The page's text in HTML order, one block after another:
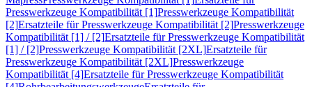
Presswerkzeuge Kompatibilität [1]Presswerkzeuge Kompatibilität
[2]Ersatzteile für Presswerkzeuge Kompatibilität [2]Presswerkzeuge
Kompatibilität [1] / [2]Ersatzteile für Presswerkzeuge Kompatibilität
[1] / [2]Presswerkzeuge Kompatibilität [2XL]Ersatzteile für
Presswerkzeuge Kompatibilität [2XL]Presswerkzeuge
Kompatibilität [4]Ersatzteile für Presswerkzeuge Kompatibilität